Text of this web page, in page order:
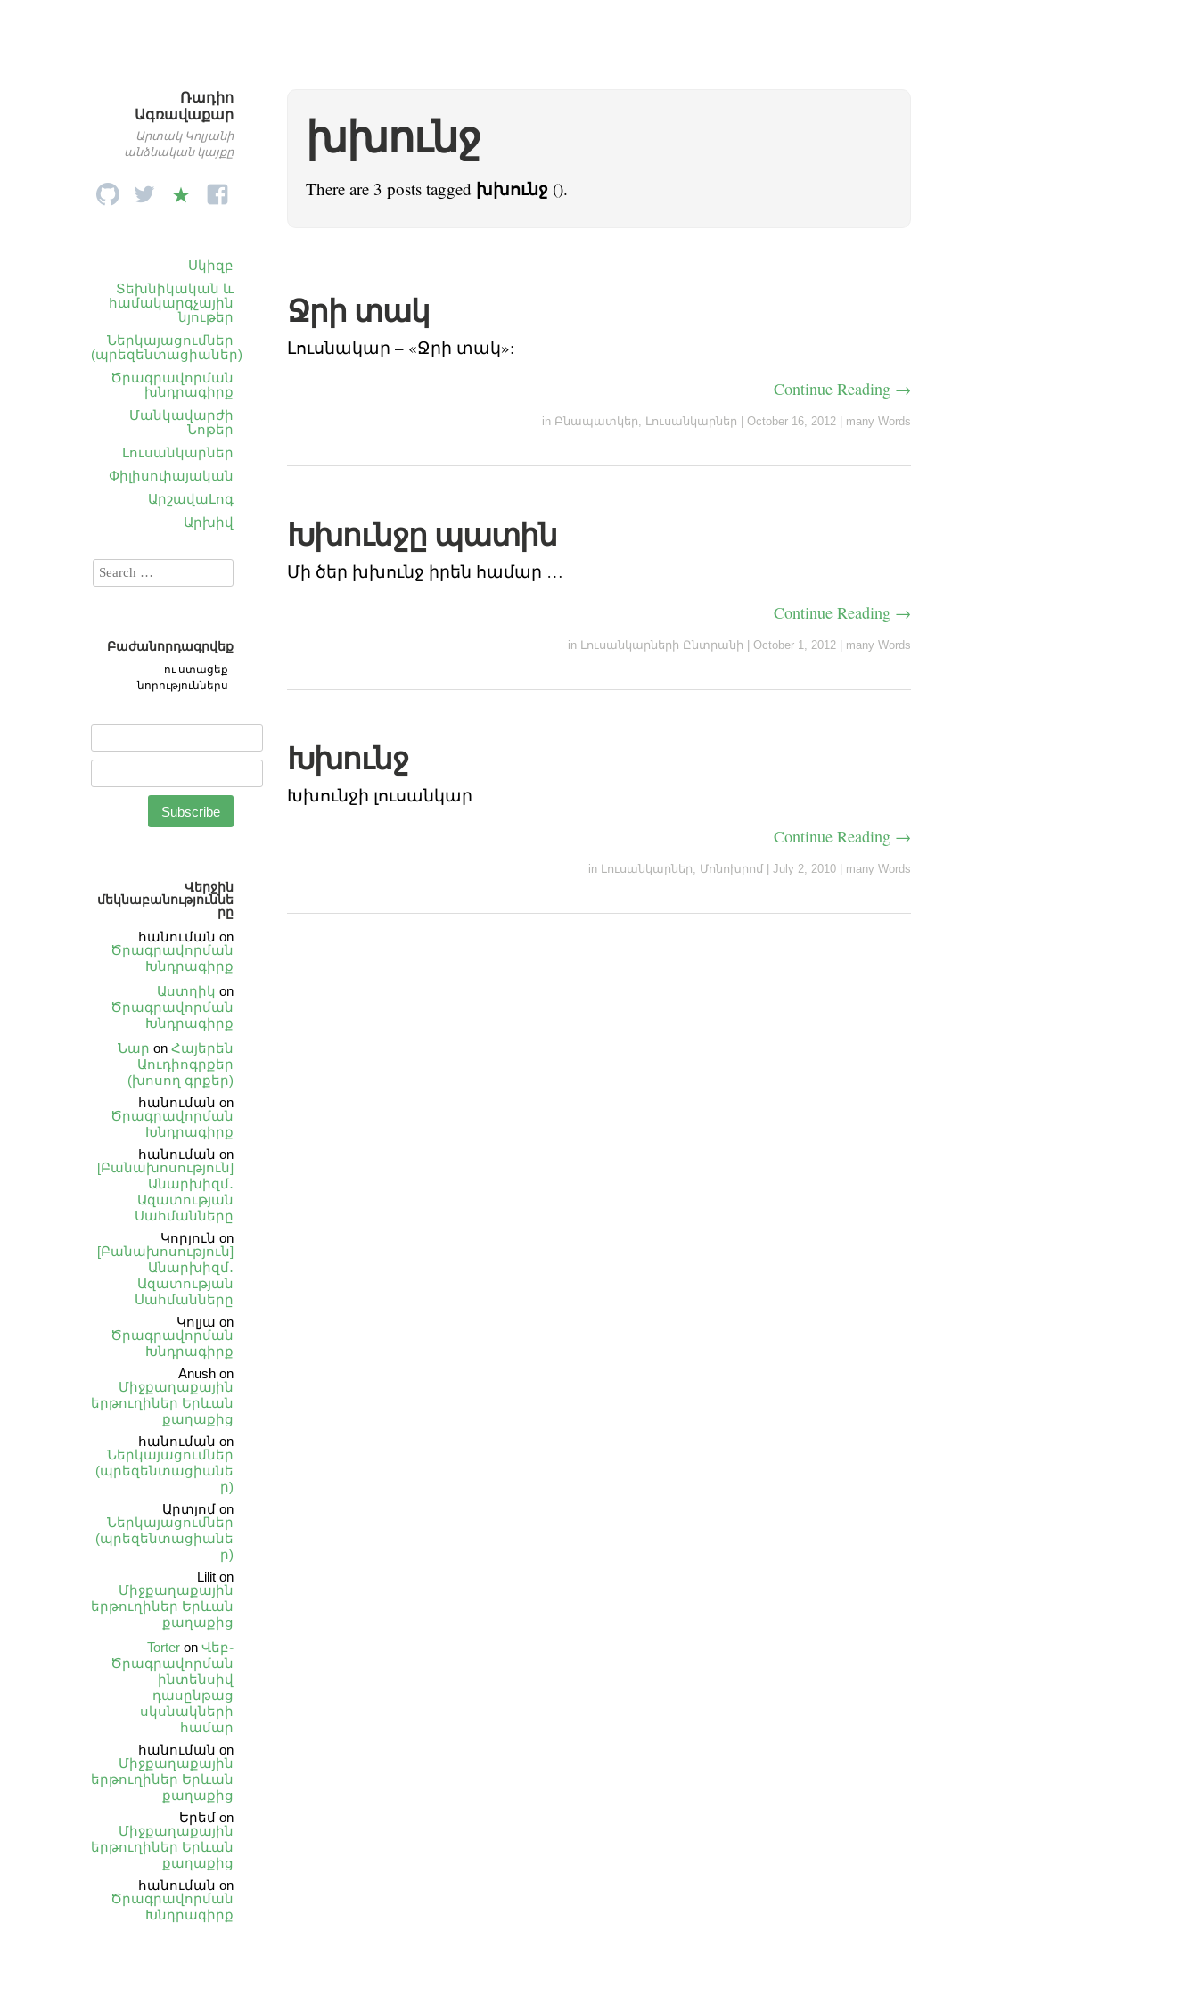
Ռադիո
Ագռավաքար
Արտակ Կոլյանի
անձնական կայքը
Սկիզբ
Տեխնիկական և
համակարգչային
նյութեր
Ներկայացումներ
(պրեզենտացիաներ)
Ծրագրավորման
խնդրագիրք
Մանկավարժի
Նոթեր
Լուսանկարներ
Փիլիսոփայական
ԱրշավաԼոգ
Արխիվ
խխունջ
There are 3 posts tagged խխունջ ().
Ջրի տակ
Լուսնակար – «Ջրի տակ»:
Continue Reading →
in Բնապատկեր, Լուսանկարներ October 16, 2012 many Words
Խխունջը պատին
Մի ծեր խխունջ իրեն համար …
Continue Reading →
in Լուսանկարների Ընտրանի October 1, 2012 many Words
Խխունջ
Խխունջի լուսանկար
Continue Reading →
in Լուսանկարներ, Մոնոխրոմ July 2, 2010 many Words
Բաժանորդագրվեք
ու ստացեք
նորություններս
Վերջին
մեկնաբանություննե
րը
հանուման on
Ծրագրավորման
Խնդրագիրք
Աստղիկ on
Ծրագրավորման
Խնդրագիրք
Նար on Հայերեն
Աուդիոգրքեր
(խոսող գրքեր)
հանուման on
Ծրագրավորման
Խնդրագիրք
հանուման on
[Բանախոսություն]
Անարխիզմ․
Ազատության
Սահմանները
Կորյուն on
[Բանախոսություն]
Անարխիզմ․
Ազատության
Սահմանները
Կոլյա on
Ծրագրավորման
Խնդրագիրք
Anush on
Միջքաղաքային
երթուղիներ Երևան
քաղաքից
հանուման on
Ներկայացումներ
(պրեզենտացիանե
ր)
Արտյոմ on
Ներկայացումներ
(պրեզենտացիանե
ր)
Lilit on
Միջքաղաքային
երթուղիներ Երևան
քաղաքից
Torter on Վեբ֊
Ծրագրավորման
ինտենսիվ
դասընթաց
սկսնակների
համար
հանուման on
Միջքաղաքային
երթուղիներ Երևան
քաղաքից
Երեմ on
Միջքաղաքային
երթուղիներ Երևան
քաղաքից
հանուման on
Ծրագրավորման
Խնդրագիրք